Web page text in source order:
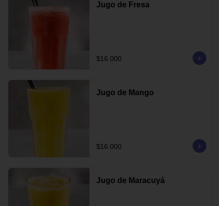
Jugo de Fresa
$16.000
Jugo de Mango
$16.000
Jugo de Maracuyá